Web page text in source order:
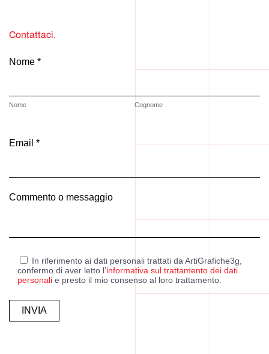
Contattaci.
Nome *
Nome Cognome
Email *
Commento o messaggio
In riferimento ai dati personali trattati da ArtiGrafiche3g,
confermo di aver letto l’informativa sul trattamento dei dati
personali e presto il mio consenso al loro trattamento.